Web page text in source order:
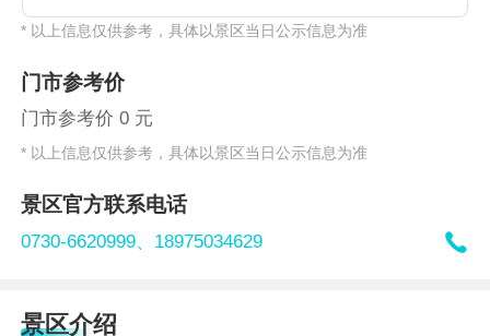
* 以上信息仅供参考，具体以景区当日公示信息为准
门市参考价
门市参考价 0 元
* 以上信息仅供参考，具体以景区当日公示信息为准
景区官方联系电话
0730-6620999、 18975034629 
景区介绍